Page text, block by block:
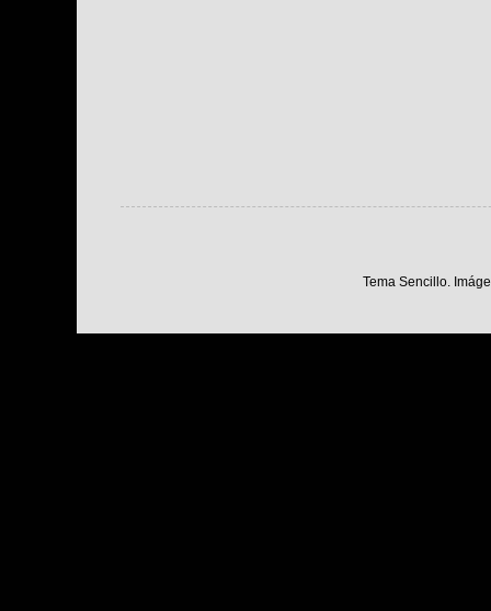
Tema Sencillo.